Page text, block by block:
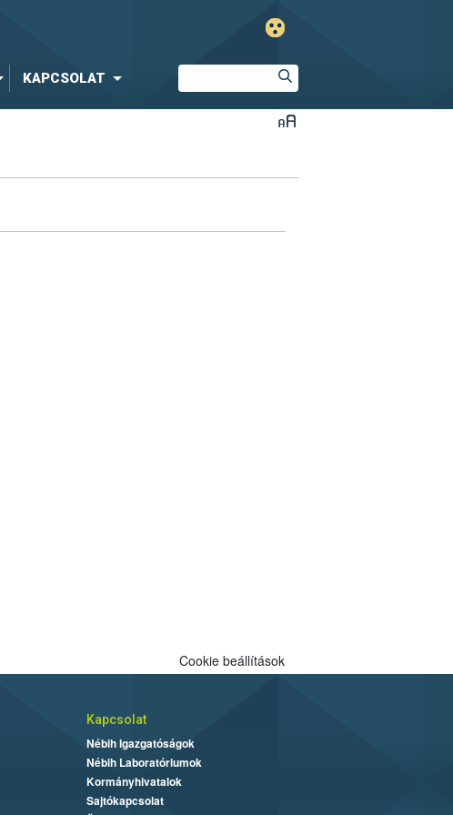
KAPCSOLAT
Cookie beállítások
Kapcsolat
Nébih Igazgatóságok
Nébih Laboratóriumok
Kormányhivatalok
Sajtókapcsolat